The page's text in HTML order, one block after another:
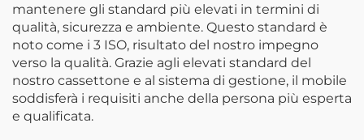
mantenere gli standard più elevati in termini di
qualità, sicurezza e ambiente. Questo standard è
noto come i 3 ISO, risultato del nostro impegno
verso la qualità. Grazie agli elevati standard del
nostro cassettone e al sistema di gestione, il mobile
soddisferà i requisiti anche della persona più esperta
e qualificata.